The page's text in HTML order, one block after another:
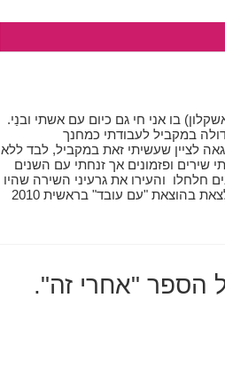
גדרה לאשקלון) בו אני חי גם כיום עם אשתי ובנַי.
במקביל לעבודתי כמחנך
גאה לציין שעשיתי זאת במקביל, לבד ללא
שירים ופזמונים אך זנחתי עם השנים
חלחלו והעירו את גרעיני השירה שהיו
הספר "אחרי זה".